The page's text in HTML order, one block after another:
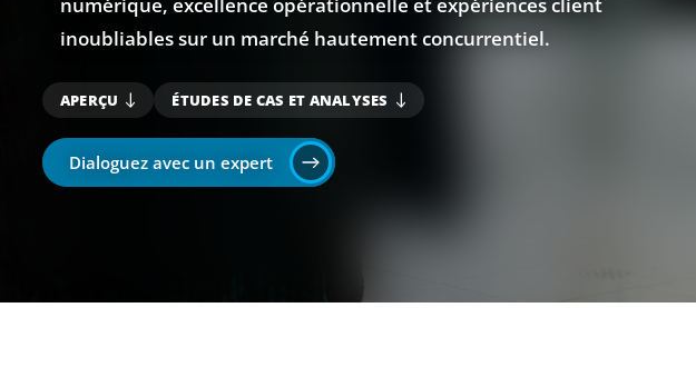
numérique, excellence opérationnelle et expériences client
inoubliables sur un marché hautement concurrentiel.
APERÇU ÉTUDES DE CAS ET ANALYSES
Dialoguez avec un expert